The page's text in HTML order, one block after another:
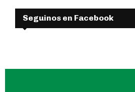
Seguinos en Facebook